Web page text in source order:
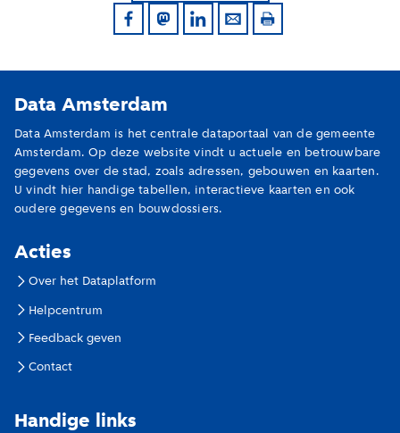
Data Amsterdam
Data Amsterdam is het centrale dataportaal van de gemeente
Amsterdam. Op deze website vindt u actuele en betrouwbare
gegevens over de stad, zoals adressen, gebouwen en kaarten.
U vindt hier handige tabellen, interactieve kaarten en ook
oudere gegevens en bouwdossiers.
Acties
Over het Dataplatform
Helpcentrum
Feedback geven
Contact
Handige links